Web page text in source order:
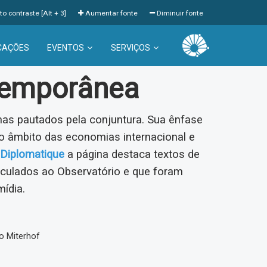
Diminuir fonte
Aumentar fonte
contraste [Alt + 3]
EVENTOS SERVIÇOS
pautados pela conjuntura. Sua ênfase
âmbito das economias internacional e
a página destaca textos de
ao Observatório e que foram
Miterhof